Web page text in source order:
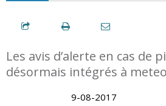
Les avis d’alerte en cas de
désormais intégrés à
9-08-2017